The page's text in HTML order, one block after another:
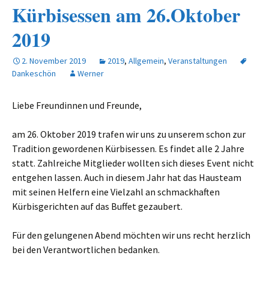
Kürbisessen am 26.Oktober
2019
2. November 2019 2019, Allgemein, Veranstaltungen
Dankeschön
Werner
Liebe Freundinnen und Freunde,
am 26. Oktober 2019 trafen wir uns zu unserem schon zur
Tradition gewordenen Kürbisessen. Es findet alle 2 Jahre
statt. Zahlreiche Mitglieder wollten sich dieses Event nicht
entgehen lassen. Auch in diesem Jahr hat das Hausteam
mit seinen Helfern eine Vielzahl an schmackhaften
Kürbisgerichten auf das Buffet gezaubert.
Für den gelungenen Abend möchten wir uns recht herzlich
bei den Verantwortlichen bedanken.